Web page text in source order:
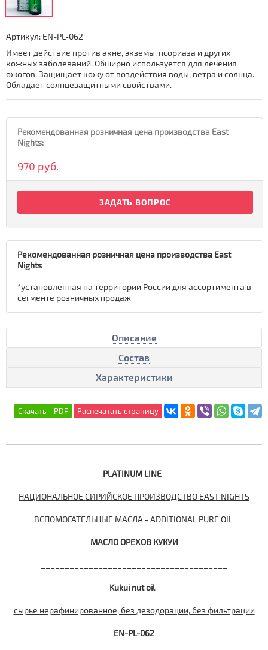
Артикул: EN-PL-062
Имеет действие против акне, экземы, псориаза и других
кожных заболеваний. Обширно используется для лечения
ожогов. Защищает кожу от воздействия воды, ветра и солнца.
Обладает солнцезащитными свойствами.
Рекомендованная розничная цена производства East
Nights:
970 руб.
ЗАДАТЬ ВОПРОС
Рекомендованная розничная цена производства East
Nights
*установленная на территории России для ассортимента в
сегменте розничных продаж
Описание
Состав
Характеристики
PLATINUM LINE
НАЦИОНАЛЬНОЕ СИРИЙСКОЕ ПРОИЗВОДСТВО EAST NIGHTS
ВСПОМОГАТЕЛЬНЫЕ МАСЛА - ADDITIONAL PURE OIL
МАСЛО ОРЕХОВ КУКУИ
Kukui nut oil
сырье нерафинированное, без дезодорации, без фильтрации
EN-PL-062